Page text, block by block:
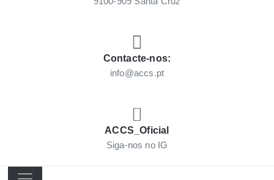
Contacte-nos:
info@accs.pt
ACCS_Oficial
Siga-nos no IG